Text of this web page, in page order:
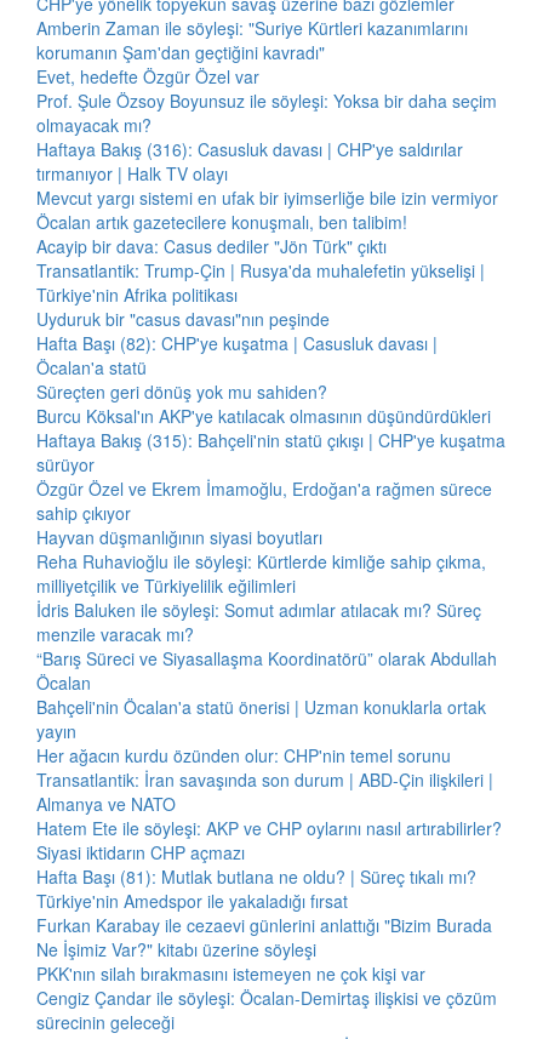
Amberin Zaman ile söyleşi: "Suriye Kürtleri kazanımlarını
korumanın Şam'dan geçtiğini kavradı"
Evet, hedefte Özgür Özel var
Prof. Şule Özsoy Boyunsuz ile söyleşi: Yoksa bir daha seçim
olmayacak mı?
Haftaya Bakış (316): Casusluk davası | CHP'ye saldırılar
tırmanıyor | Halk TV olayı
Mevcut yargı sistemi en ufak bir iyimserliğe bile izin vermiyor
Öcalan artık gazetecilere konuşmalı, ben talibim!
Acayip bir dava: Casus dediler "Jön Türk" çıktı
Transatlantik: Trump-Çin | Rusya'da muhalefetin yükselişi |
Türkiye'nin Afrika politikası
Uyduruk bir "casus davası"nın peşinde
Hafta Başı (82): CHP'ye kuşatma | Casusluk davası |
Öcalan'a statü
Süreçten geri dönüş yok mu sahiden?
Burcu Köksal'ın AKP'ye katılacak olmasının düşündürdükleri
Haftaya Bakış (315): Bahçeli'nin statü çıkışı | CHP'ye kuşatma
sürüyor
Özgür Özel ve Ekrem İmamoğlu, Erdoğan'a rağmen sürece
sahip çıkıyor
Hayvan düşmanlığının siyasi boyutları
Reha Ruhavioğlu ile söyleşi: Kürtlerde kimliğe sahip çıkma,
milliyetçilik ve Türkiyelilik eğilimleri
İdris Baluken ile söyleşi: Somut adımlar atılacak mı? Süreç
menzile varacak mı?
“Barış Süreci ve Siyasallaşma Koordinatörü” olarak Abdullah
Öcalan
Bahçeli'nin Öcalan'a statü önerisi | Uzman konuklarla ortak
yayın
Her ağacın kurdu özünden olur: CHP'nin temel sorunu
Transatlantik: İran savaşında son durum | ABD-Çin ilişkileri |
Almanya ve NATO
Hatem Ete ile söyleşi: AKP ve CHP oylarını nasıl artırabilirler?
Siyasi iktidarın CHP açmazı
Hafta Başı (81): Mutlak butlana ne oldu? | Süreç tıkalı mı?
Türkiye'nin Amedspor ile yakaladığı fırsat
Furkan Karabay ile cezaevi günlerini anlattığı "Bizim Burada
Ne İşimiz Var?" kitabı üzerine söyleşi
PKK'nın silah bırakmasını istemeyen ne çok kişi var
Cengiz Çandar ile söyleşi: Öcalan-Demirtaş ilişkisi ve çözüm
sürecinin geleceği